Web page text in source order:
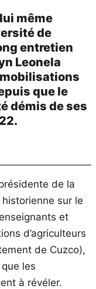
même
de
entretien
Leonela
que le
démis de ses
de la
sur le
et
d’agriculteurs
de Cuzco),
les
à révéler.